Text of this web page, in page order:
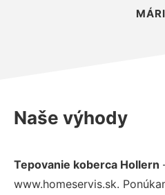
Naše výhody
Tepovanie koberca Hollern
www.homeservis.sk.